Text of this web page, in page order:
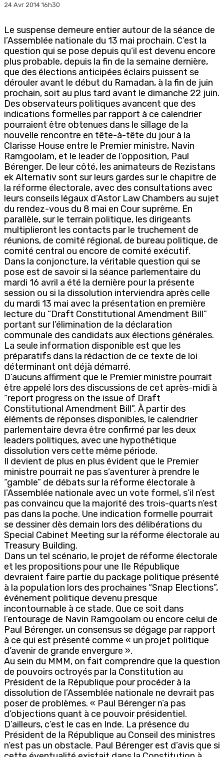
24 Avr 2014 16h30
Le suspense demeure entier autour de la séance de
l’Assemblée nationale du 13 mai prochain. C’est la
question qui se pose depuis qu’il est devenu encore
plus probable, depuis la fin de la semaine dernière,
que des élections anticipées éclairs puissent se
dérouler avant le début du Ramadan, à la fin de juin
prochain, soit au plus tard avant le dimanche 22 juin.
Des observateurs politiques avancent que des
indications formelles par rapport à ce calendrier
pourraient être obtenues dans le sillage de la
nouvelle rencontre en tête-à-tête du jour à la
Clarisse House entre le Premier ministre, Navin
Ramgoolam, et le leader de l’opposition, Paul
Bérenger. De leur côté, les animateurs de Rezistans
ek Alternativ sont sur leurs gardes sur le chapitre de
la réforme électorale, avec des consultations avec
leurs conseils légaux d’Astor Law Chambers au sujet
du rendez-vous du 8 mai en Cour suprême. En
parallèle, sur le terrain politique, les dirigeants
multiplieront les contacts par le truchement de
réunions, de comité régional, de bureau politique, de
comité central ou encore de comité exécutif.
Dans la conjoncture, la véritable question qui se
pose est de savoir si la séance parlementaire du
mardi 16 avril a été la dernière pour la présente
session ou si la dissolution interviendra après celle
du mardi 13 mai avec la présentation en première
lecture du “Draft Constitutional Amendment Bill”
portant sur l’élimination de la déclaration
communale des candidats aux élections générales.
La seule information disponible est que les
préparatifs dans la rédaction de ce texte de loi
déterminant ont déjà démarré.
D’aucuns affirment que le Premier ministre pourrait
être appelé lors des discussions de cet après-midi à
“report progress on the issue of Draft
Constitutional Amendment Bill”. À partir des
éléments de réponses disponibles, le calendrier
parlementaire devra être confirmé par les deux
leaders politiques, avec une hypothétique
dissolution vers cette même période.
Il devient de plus en plus évident que le Premier
ministre pourrait ne pas s’aventurer à prendre le
“gamble” de débats sur la réforme électorale à
l’Assemblée nationale avec un vote formel, s’il n’est
pas convaincu que la majorité des trois-quarts n’est
pas dans la poche. Une indication formelle pourrait
se dessiner dès demain lors des délibérations du
Special Cabinet Meeting sur la réforme électorale au
Treasury Building.
Dans un tel scénario, le projet de réforme électorale
et les propositions pour une IIe République
devraient faire partie du package politique présenté
à la population lors des prochaines “Snap Elections”,
événement politique devenu presque
incontournable à ce stade. Que ce soit dans
l’entourage de Navin Ramgoolam ou encore celui de
Paul Bérenger, un consensus se dégage par rapport
à ce qui est présenté comme « un projet politique
d’avenir de grande envergure ».
Au sein du MMM, on fait comprendre que la question
de pouvoirs octroyés par la Constitution au
Président de la République pour procéder à la
dissolution de l’Assemblée nationale ne devrait pas
poser de problèmes. « Paul Bérenger n’a pas
d’objections quant à ce pouvoir présidentiel.
D’ailleurs, c’est le cas en Inde. La présence du
Président de la République au Conseil des ministres
n’est pas un obstacle. Paul Bérenger est d’avis que si